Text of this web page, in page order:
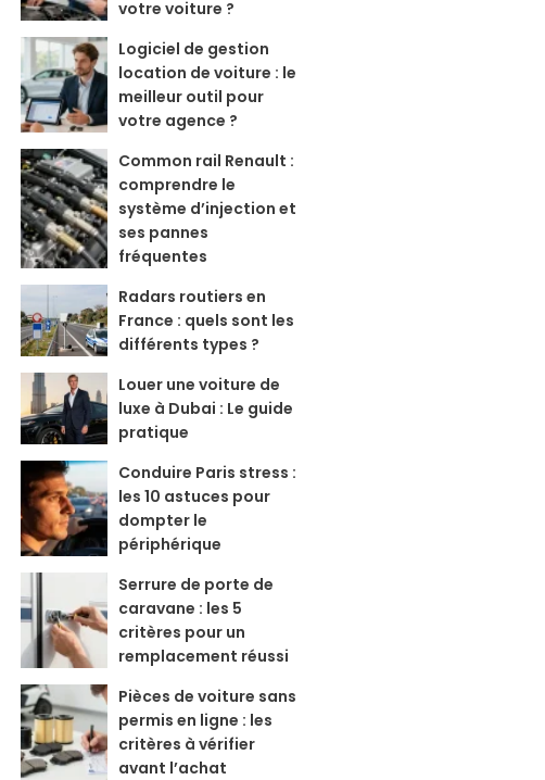
votre voiture ?
Logiciel de gestion
location de voiture : le
meilleur outil pour
votre agence ?
Common rail Renault :
comprendre le
système d’injection et
ses pannes
fréquentes
Radars routiers en
France : quels sont les
différents types ?
Louer une voiture de
luxe à Dubai : Le guide
pratique
Conduire Paris stress :
les 10 astuces pour
dompter le
périphérique
Serrure de porte de
caravane : les 5
critères pour un
remplacement réussi
Pièces de voiture sans
permis en ligne : les
critères à vérifier
avant l’achat